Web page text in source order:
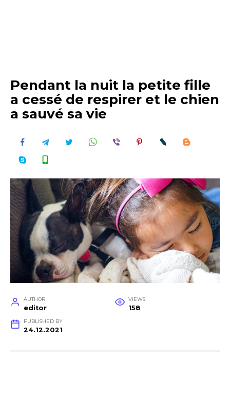
Pendant la nuit la petite fille
a cessé de respirer et le chien
a sauvé sa vie
AUTHOR
editor
VIEWS
158
PUBLISHED BY
24.12.2021